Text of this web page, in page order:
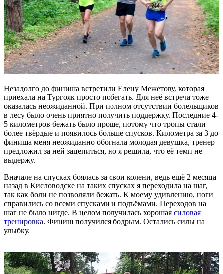
Незадолго до финиша встретили Елену Межетову, которая
приехала на Тургояк просто побегать. Для неё встреча тоже
оказалась неожиданной. При полном отсутствии болельщиков
в лесу было очень приятно получить поддержку. Последние 4-
5 километров бежать было проще, потому что тропы стали
более твёрдые и появилось больше спусков. Километра за 3 до
финиша меня неожиданно обогнала молодая девушка, тренер
предложил за ней зацепиться, но я решила, что её темп не
выдержу.
Вначале на спусках боялась за свои колени, ведь ещё 2 месяца
назад в Кисловодске на таких спусках я переходила на шаг,
так как боли не позволяли бежать. К моему удивлению, ноги
справились со всеми спусками и подъёмами. Переходов на
шаг не было нигде. В целом получилась хорошая силовая
тренировка. Финиш получился бодрым. Остались силы на
улыбку.